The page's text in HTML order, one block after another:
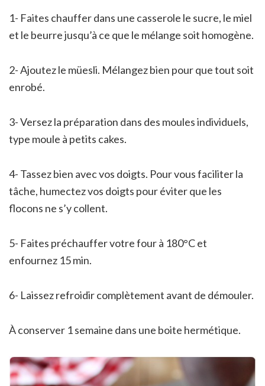
1- Faites chauffer dans une casserole le sucre, le miel
et le beurre jusqu’à ce que le mélange soit homogène.
2- Ajoutez le müesli. Mélangez bien pour que tout soit
enrobé.
3- Versez la préparation dans des moules individuels,
type moule à petits cakes.
4- Tassez bien avec vos doigts. Pour vous faciliter la
tâche, humectez vos doigts pour éviter que les
flocons ne s’y collent.
5- Faites préchauffer votre four à 180°C et
enfournez 15 min.
6- Laissez refroidir complètement avant de démouler.
À conserver 1 semaine dans une boite hermétique.